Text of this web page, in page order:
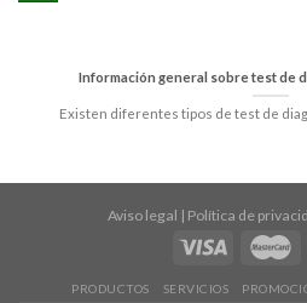
Información general sobre test de
Existen diferentes tipos de test de
Aviso legal | Política de
PRODUCTOS SERVICIOS